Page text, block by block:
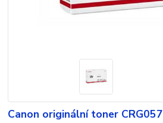
Canon originální toner CRG057